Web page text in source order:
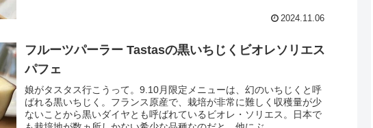
2024.11.06
フルーツパーラー Tastasの黒いちじくビオレソリエス
パフェ
娘がタスタス行こうって。9.10月限定メニューは、幻のいちじくと呼
ばれる黒いちじく。フランス原産で、栽培が非常に難しく収穫量が少
ないことから黒いダイヤとも呼ばれているビオレ・ソリエス。日本で